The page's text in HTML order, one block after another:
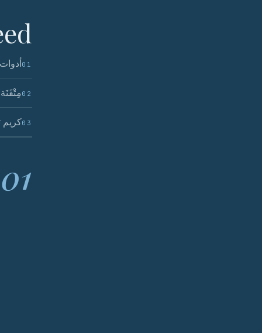
01
02
03كريم
01